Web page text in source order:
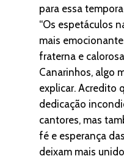
para essa
“Os espetáculos
mais
fraterna e
Canarinhos, algo
explicar. Acredito
dedicação
cantores, mas
fé e esperança
deixam mais